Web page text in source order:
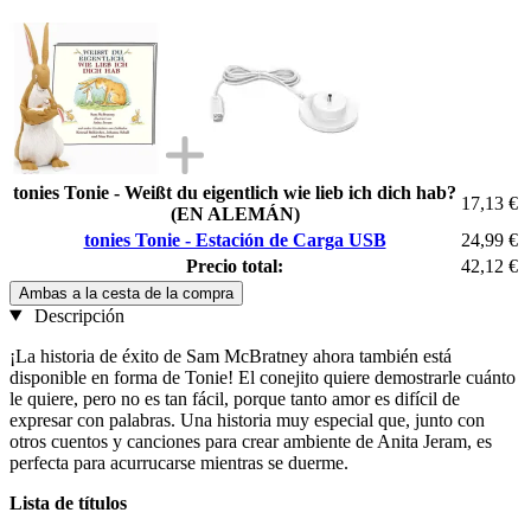
tonies Tonie - Weißt du eigentlich wie lieb ich dich hab?
(EN ALEMÁN)
17,13 €
tonies Tonie - Estación de Carga USB
24,99 €
Precio total:
42,12 €
Ambas a la cesta de la compra
Descripción
¡La historia de éxito de Sam McBratney ahora también está
disponible en forma de Tonie! El conejito quiere demostrarle cuánto
le quiere, pero no es tan fácil, porque tanto amor es difícil de
expresar con palabras. Una historia muy especial que, junto con
otros cuentos y canciones para crear ambiente de Anita Jeram, es
perfecta para acurrucarse mientras se duerme.
Lista de títulos